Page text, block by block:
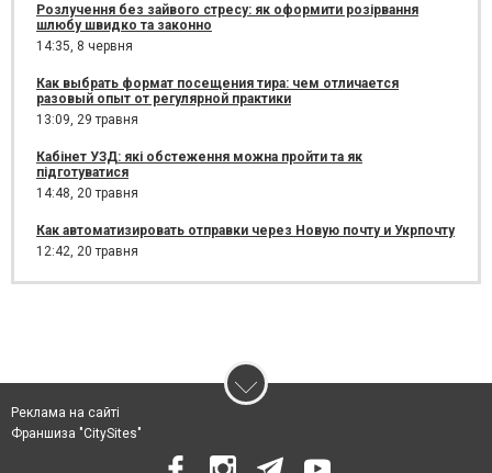
Розлучення без зайвого стресу: як оформити розірвання
шлюбу швидко та законно
14:35, 8 червня
Как выбрать формат посещения тира: чем отличается
разовый опыт от регулярной практики
13:09, 29 травня
Кабінет УЗД: які обстеження можна пройти та як
підготуватися
14:48, 20 травня
Как автоматизировать отправки через Новую почту и Укрпочту
12:42, 20 травня
Реклама на сайті
Франшиза "CitySites"